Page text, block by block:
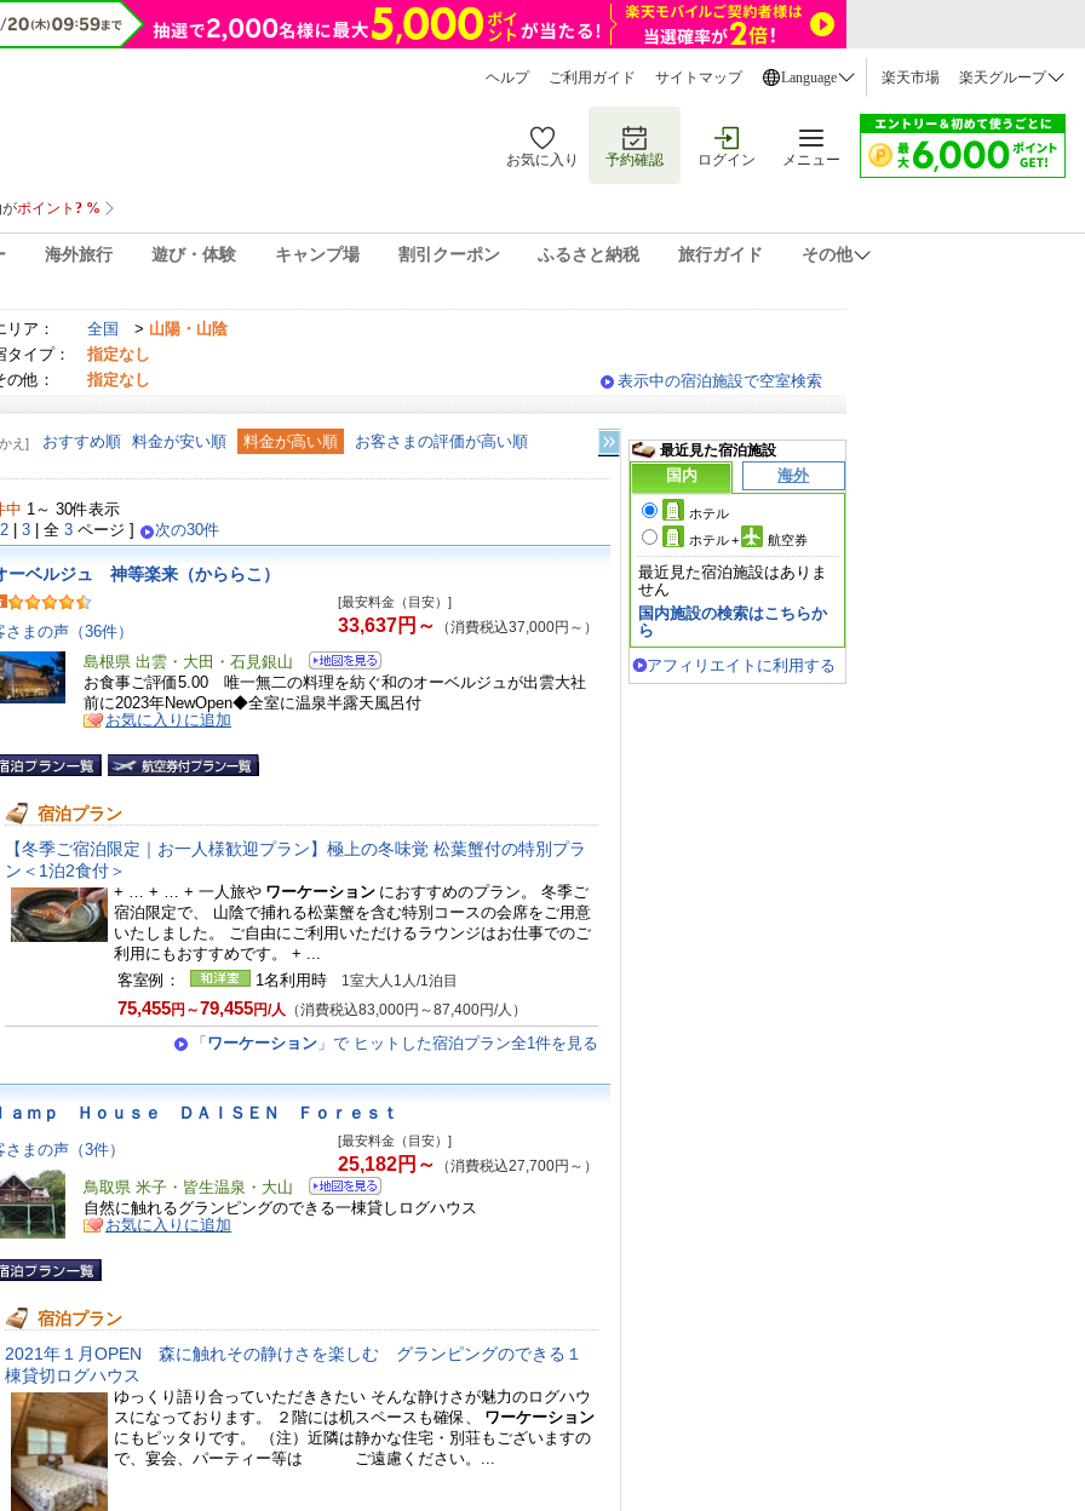
ヘルプ ご利用ガイド サイトマップ Language 楽天市場 楽天グループ
お気に入り 予約確認 ログイン メニュー
海外旅行 遊び・体験 キャンプ場 割引クーポン ふるさと納税 旅行ガイド その他
リア： 全国 > 山陽・山陰
タイプ：
指定なし
の他：
指定なし 表示中の宿泊施設で空室検索
え] おすすめ順 料金が安い順 料金が高い順 お客さまの評価が高い順
中 1～ 30件表示
2
3 | 全 3 ページ ] 次の30件
ーベルジュ 神等楽来（かららこ）
さまの声（36件）
[最安料金（目安）]
33,637円～ （消費税込37,000円～）
島根県 出雲・大田・石見銀山
お食事ご評価5.00 唯一無二の料理を紡ぐ和のオーベルジュが出雲大社
前に2023年NewOpen◆全室に温泉半露天風呂付
お気に入りに追加
宿泊プラン
【冬季ご宿泊限定｜お一人様歓迎プラン】極上の冬味覚 松葉蟹付の特別プラ
ン＜1泊2食付＞
+ … + … + 一人旅や ワーケーション におすすめのプラン。 冬季ご
宿泊限定で、 山陰で捕れる松葉蟹を含む特別コースの会席をご用意
いたしました。 ご自由にご利用いただけるラウンジはお仕事でのご
利用にもおすすめです。 + ...
客室例：
1名利用時 1室大人1人/1泊目
75,455円～79,455円/人 （消費税込83,000円～87,400円/人）
「 ワーケーション 」で ヒットした宿泊プラン全1件を見る
ａｍｐ Ｈｏｕｓｅ ＤＡＩＳＥＮ Ｆｏｒｅｓｔ
さまの声（3件） [最安料金（目安）]
25,182円～ （消費税込27,700円～）
鳥取県 米子・皆生温泉・大山
自然に触れるグランピングのできる一棟貸しログハウス
お気に入りに追加
宿泊プラン
2021年１月OPEN 森に触れその静けさを楽しむ グランピングのできる１
棟貸切ログハウス
ゆっくり語り合っていただききたい そんな静けさが魅力のログハウ
スになっております。 ２階には机スペースも確保、
ワーケーション
にもピッタりです。 （注）近隣は静かな住宅・別荘もございますの
で、宴会、パーティー等は ご遠慮ください。...
最近見た宿泊施設
国内
海外
ホテル
ホテル+ 航空券
最近見た宿泊施設はありま
せん
国内施設の検索はこちらか
ら
アフィリエイトに利用する